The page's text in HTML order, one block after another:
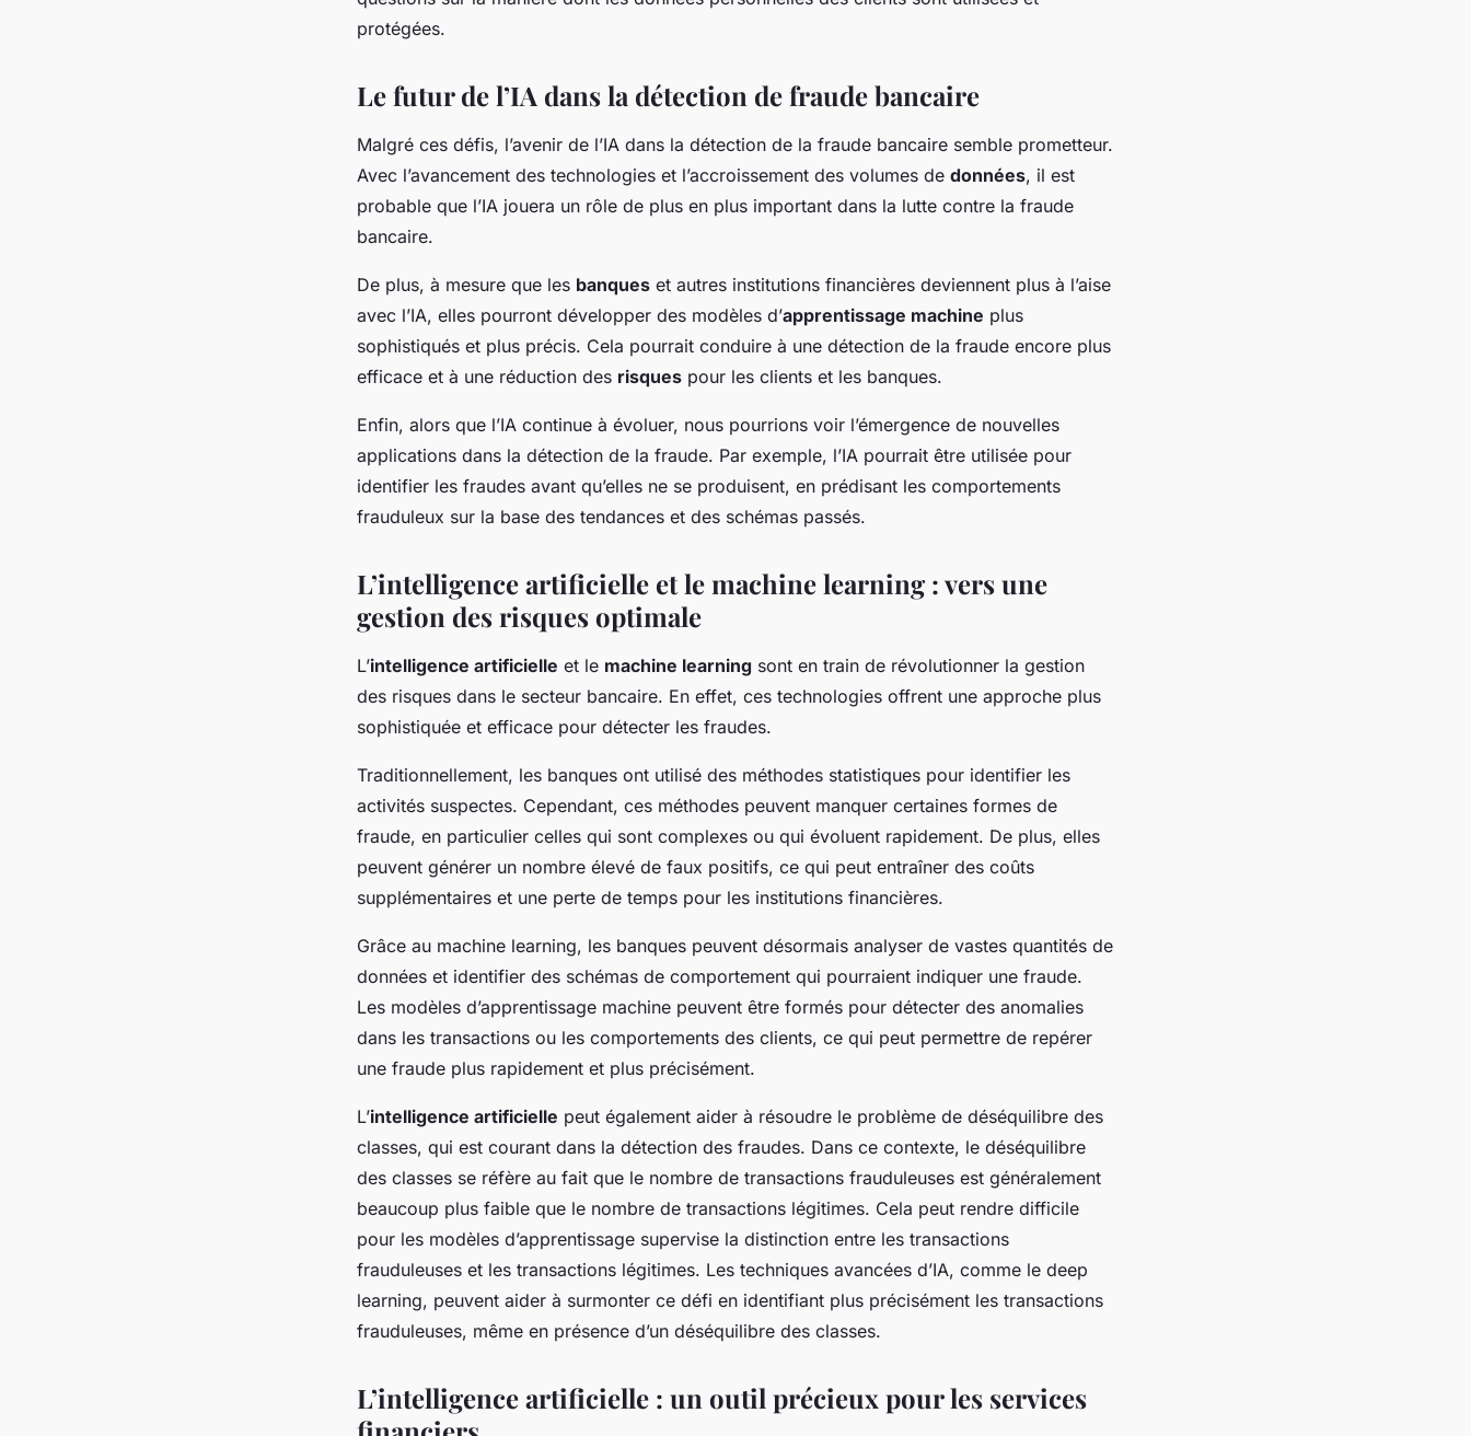
protégées.
Le futur de l’IA dans la détection de fraude bancaire
Malgré ces défis, l’avenir de l’IA dans la détection de la fraude bancaire semble prometteur.
Avec l’avancement des technologies et l’accroissement des volumes de données, il est
probable que l’IA jouera un rôle de plus en plus important dans la lutte contre la fraude
bancaire.
De plus, à mesure que les banques et autres institutions financières deviennent plus à l’aise
avec l’IA, elles pourront développer des modèles d’apprentissage machine plus
sophistiqués et plus précis. Cela pourrait conduire à une détection de la fraude encore plus
efficace et à une réduction des risques pour les clients et les banques.
Enfin, alors que l’IA continue à évoluer, nous pourrions voir l’émergence de nouvelles
applications dans la détection de la fraude. Par exemple, l’IA pourrait être utilisée pour
identifier les fraudes avant qu’elles ne se produisent, en prédisant les comportements
frauduleux sur la base des tendances et des schémas passés.
L’intelligence artificielle et le machine learning : vers une
gestion des risques optimale
L’intelligence artificielle et le machine learning sont en train de révolutionner la gestion
des risques dans le secteur bancaire. En effet, ces technologies offrent une approche plus
sophistiquée et efficace pour détecter les fraudes.
Traditionnellement, les banques ont utilisé des méthodes statistiques pour identifier les
activités suspectes. Cependant, ces méthodes peuvent manquer certaines formes de
fraude, en particulier celles qui sont complexes ou qui évoluent rapidement. De plus, elles
peuvent générer un nombre élevé de faux positifs, ce qui peut entraîner des coûts
supplémentaires et une perte de temps pour les institutions financières.
Grâce au machine learning, les banques peuvent désormais analyser de vastes quantités de
données et identifier des schémas de comportement qui pourraient indiquer une fraude.
Les modèles d’apprentissage machine peuvent être formés pour détecter des anomalies
dans les transactions ou les comportements des clients, ce qui peut permettre de repérer
une fraude plus rapidement et plus précisément.
L’intelligence artificielle peut également aider à résoudre le problème de déséquilibre des
classes, qui est courant dans la détection des fraudes. Dans ce contexte, le déséquilibre
des classes se réfère au fait que le nombre de transactions frauduleuses est généralement
beaucoup plus faible que le nombre de transactions légitimes. Cela peut rendre difficile
pour les modèles d’apprentissage supervise la distinction entre les transactions
frauduleuses et les transactions légitimes. Les techniques avancées d’IA, comme le deep
learning, peuvent aider à surmonter ce défi en identifiant plus précisément les transactions
frauduleuses, même en présence d’un déséquilibre des classes.
L’intelligence artificielle : un outil précieux pour les services